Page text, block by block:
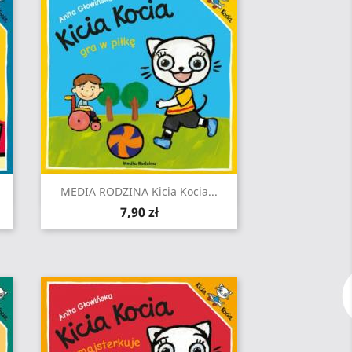
MEDIA RODZINA Kicia Kocia...
Cena
7,90 zł
Szybki podgląd